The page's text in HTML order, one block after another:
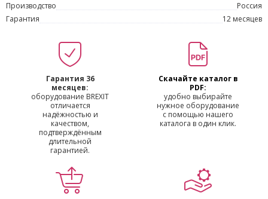
Производство
Россия
Гарантия
12 месяцев
Гарантия 36
месяцев:
оборудование BREXIT
отличается
надёжностью и
качеством,
подтверждённым
длительной
гарантией.
Скачайте каталог в
PDF:
удобно выбирайте
нужное оборудование
с помощью нашего
каталога в один клик.